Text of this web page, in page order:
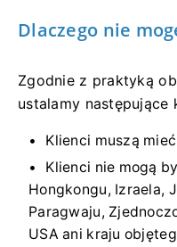
Dlaczego nie
Zgodnie z praktyką
ustalamy
Klienci muszą
Klienci nie mogą
Hongkongu, Izraela,
Paragwaju,
USA ani kraju